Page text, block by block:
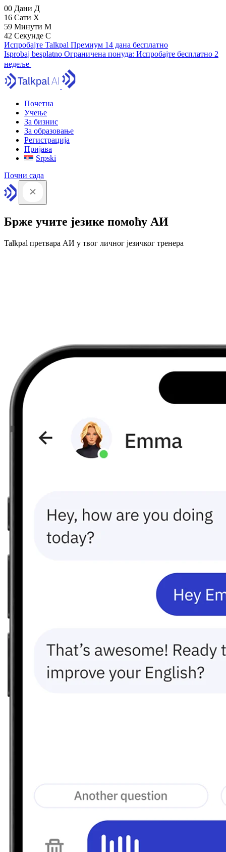
00 Дани Д
16 Сати Х
59 Минути М
41 Секунде С
Испробајте Talkpal Премиум 14 дана бесплатно
Isprobaj besplatno Ограничена понуда: Испробајте бесплатно 2
недеље
Почетна
Учење
За бизнис
За образовање
Регистрација
Пријава
Srpski
Почни сада
Брже учите језике помоћу АИ
Talkpal претвара АИ у твог личног језичког тренера